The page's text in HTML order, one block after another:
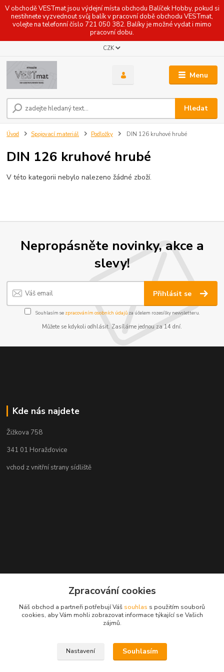
V obchodě VESTmat jsou výdejní místa obchodu Balíček Hobby, pokud si
nestihnete vyzvednout svůj balík v pracovní době obchodu VESTmat,
volejte na telefonní číslo 721 050 382. Balíky je možné vydat i mimo
pracovní dobu.
Menu
CZK
Hledat
Úvod Spojovací materiál Podložky DIN 126 kruhové hrubé
DIN 126 kruhové hrubé
V této kategorii nebylo nalezeno žádné zboží.
Nepropásněte novinky, akce a
slevy!
Přihlásit se
Souhlasím se zpracováním osobních údajůza účelem rozesílky newsletteru.
Můžete se kdykoli odhlásit. Zasíláme jednou za 14 dní.
Kde nás najdete
Žižkova 758
341 01 Horažďovice
vchod z vnitřní strany sídliště
Zpracování cookies
Náš obchod a partneři potřebují Váš souhlas s použitím souborů
cookies, aby Vám mohli zobrazovat informace týkající se Vašich
zájmů.
Nastavení Souhlasím